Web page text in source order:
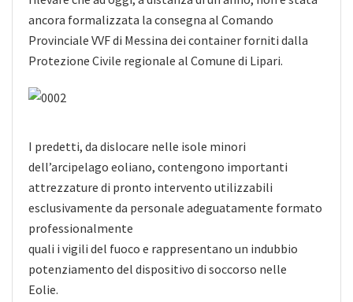
ancora formalizzata la consegna al Comando
Provinciale VVF di Messina dei container forniti dalla
Protezione Civile regionale al Comune di Lipari.
I predetti, da dislocare nelle isole minori
dell’arcipelago eoliano, contengono importanti
attrezzature di pronto intervento utilizzabili
esclusivamente da personale adeguatamente formato
professionalmente
quali i vigili del fuoco e rappresentano un indubbio
potenziamento del dispositivo di soccorso nelle
Eolie.